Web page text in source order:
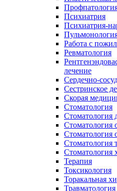
Психиатрия
Психиатрия-
Работа с
Ревматология
лечение
Сердечно-
Сестринское
Скорая
Стоматология
Стоматология
Стоматология
Стоматология
Стоматология
Стоматология
Терапия
Токсикология
Торакальная